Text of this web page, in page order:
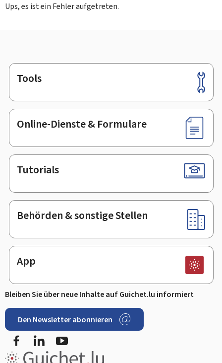
Ups, es ist ein Fehler aufgetreten.
Footer
Tools
Online-Dienste & Formulare
Tutorials
Behörden & sonstige Stellen
App
Bleiben Sie über neue Inhalte auf Guichet.lu informiert
Den Newsletter abonnieren
FacebookLinkedIn